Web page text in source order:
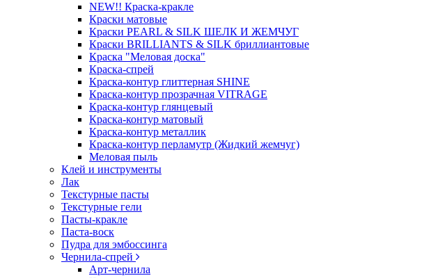
NEW!! Краска-кракле
Краски матовые
Краски PEARL & SILK ШЕЛК И ЖЕМЧУГ
Краски BRILLIANTS & SILK бриллиантовые
Краска "Меловая доска"
Краска-спрей
Краска-контур глиттерная SHINE
Краска-контур прозрачная VITRAGE
Краска-контур глянцевый
Краска-контур матовый
Краска-контур металлик
Краска-контур перламутр (Жидкий жемчуг)
Меловая пыль
Клей и инструменты
Лак
Текстурные пасты
Текстурные гели
Пасты-кракле
Паста-воск
Пудра для эмбоссинга
Чернила-спрей
Арт-чернила